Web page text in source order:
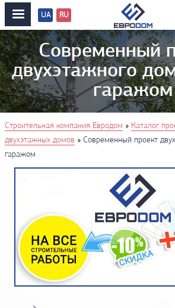
Современный
двухэтажного
гаражом
Строительная компания Евродом » Каталог
двухэтажных домов » Современный проект
гаражом
Перевод
сайтов
UA RU